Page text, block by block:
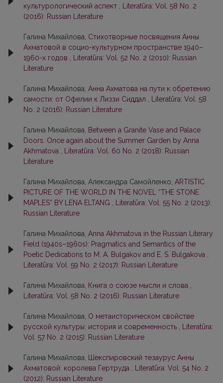
культурологический аспект
Literatūra: Vol. 58 No. 2
(2016): Russian Literature
Галина Михайлова, Стихотворные посвящения Анны
Ахматовой в социо-культурном пространстве 1940–
1960-х годов
Literatūra: Vol. 52 No. 2 (2010): Russian
Literature
Галина Михайлова, Анна Ахматова на пути к обретению
самости: от Офелии к Лиззи Сиддал
Literatūra: Vol. 58
No. 2 (2016): Russian Literature
Галина Михайлова,
Between a Granite Vase and Palace
Doors. Once again about the Summer Garden by Anna
Akhmatova
Literatūra: Vol. 60 No. 2 (2018): Russian
Literature
Галина Михайлова, Александра Самойленко, ARTISTIC
PICTURE OF THE WORLD IN THE NOVEL “THE STONE
MAPLES” BY LENA ELTANG
Literatūra: Vol. 55 No. 2 (2013):
Russian Literature
Галина Михайлова, Anna Akhmatova in the Russian Literary
Field (1940s–1960s): Pragmatics and Semantics of the
Poetic Dedications to M. A. Bulgakov and E. S. Bulgakova
Literatūra: Vol. 59 No. 2 (2017): Russian Literature
Галина Михайлова, Книга о союзе мысли и слова
Literatūra: Vol. 58 No. 2 (2016): Russian Literature
Галина Михайлова, О метаисторическом свойстве
русской культуры: история и современность
Literatūra:
Vol. 57 No. 2 (2015): Russian Literature
Галина Михайлова,
Шекспировский тезаурус Анны
Ахматовой: королева Гертруда
Literatūra: Vol. 54 No. 2
(2012): Russian Literature